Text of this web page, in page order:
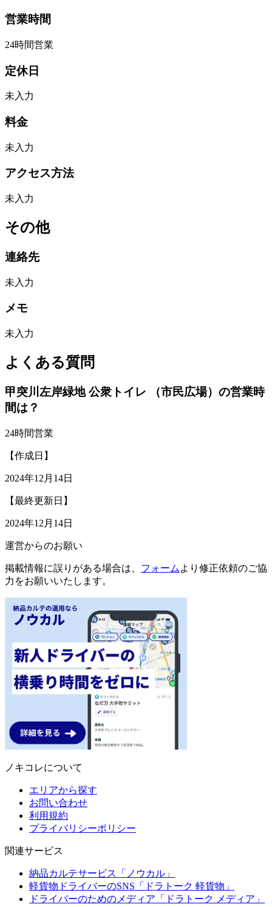
営業時間
24時間営業
定休日
未入力
料金
未入力
アクセス方法
未入力
その他
連絡先
未入力
メモ
未入力
よくある質問
甲突川左岸緑地 公衆トイレ （市民広場）の営業時
間は？
24時間営業
【作成日】
2024年12月14日
【最終更新日】
2024年12月14日
運営からのお願い
掲載情報に誤りがある場合は、 フォーム より修正依頼のご協
力をお願いいたします。
ノキコレについて
エリアから探す
お問い合わせ
利用規約
プライバリシーポリシー
関連サービス
納品カルテサービス「ノウカル」
軽貨物ドライバーのSNS「ドラトーク 軽貨物」
ドライバーのためのメディア「ドラトーク メディア」